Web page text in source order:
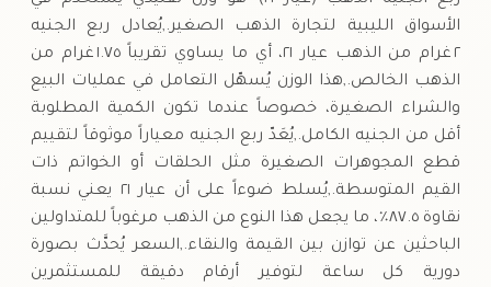
الأسواق الليبية لتجارة الذهب الصغير.,يُعادل ربع الجنيه
٢ غرام من الذهب عيار ٢١، أي ما يساوي تقريباً ١.٧٥ غرام من
الذهب الخالص.,هذا الوزن يُسهّل التعامل في عمليات البيع
والشراء الصغيرة، خصوصاً عندما تكون الكمية المطلوبة
أقل من الجنيه الكامل.,يُعَدّ ربع الجنيه معياراً موثوقاً لتقييم
قطع المجوهرات الصغيرة مثل الحلقات أو الخواتم ذات
القيم المتوسطة.,يُسلط ضوءاً على أن عيار ٢١ يعني نسبة
نقاوة ٨٧.٥٪، ما يجعل هذا النوع من الذهب مرغوباً للمتداولين
الباحثين عن توازن بين القيمة والنقاء.,السعر يُحدَّث بصورة
دورية كل ساعة لتوفير أرقام دقيقة للمستثمرين